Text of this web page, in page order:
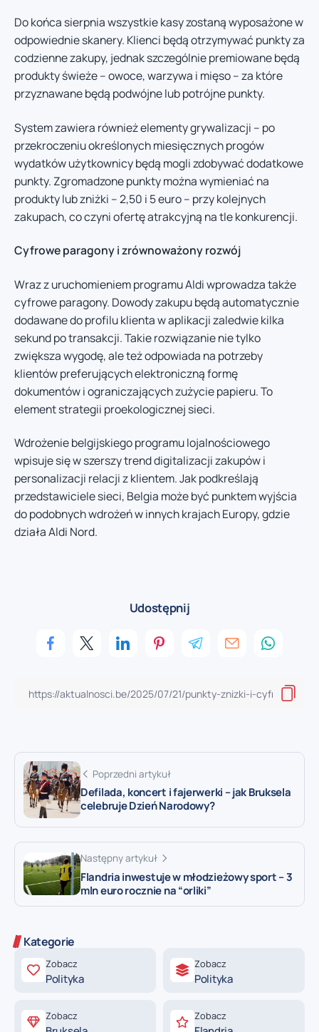
Do końca sierpnia wszystkie kasy zostaną wyposażone w
odpowiednie skanery. Klienci będą otrzymywać punkty za
codzienne zakupy, jednak szczególnie premiowane będą
produkty świeże – owoce, warzywa i mięso – za które
przyznawane będą podwójne lub potrójne punkty.
System zawiera również elementy grywalizacji – po
przekroczeniu określonych miesięcznych progów
wydatków użytkownicy będą mogli zdobywać dodatkowe
punkty. Zgromadzone punkty można wymieniać na
produkty lub zniżki – 2,50 i 5 euro – przy kolejnych
zakupach, co czyni ofertę atrakcyjną na tle konkurencji.
Cyfrowe paragony i zrównoważony rozwój
Wraz z uruchomieniem programu Aldi wprowadza także
cyfrowe paragony. Dowody zakupu będą automatycznie
dodawane do profilu klienta w aplikacji zaledwie kilka
sekund po transakcji. Takie rozwiązanie nie tylko
zwiększa wygodę, ale też odpowiada na potrzeby
klientów preferujących elektroniczną formę
dokumentów i ograniczających zużycie papieru. To
element strategii proekologicznej sieci.
Wdrożenie belgijskiego programu lojalnościowego
wpisuje się w szerszy trend digitalizacji zakupów i
personalizacji relacji z klientem. Jak podkreślają
przedstawiciele sieci, Belgia może być punktem wyjścia
do podobnych wdrożeń w innych krajach Europy, gdzie
działa Aldi Nord.
Udostępnij
Poprzedni artykuł
Defilada, koncert i fajerwerki – jak Bruksela
celebruje Dzień Narodowy?
Następny artykuł
Flandria inwestuje w młodzieżowy sport – 3
mln euro rocznie na “orliki”
Kategorie
Zobacz
Polityka
Zobacz
Polityka
Zobacz Zobacz